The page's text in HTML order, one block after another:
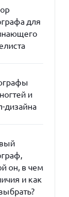
для
и
дизайна
он, в чем
и как